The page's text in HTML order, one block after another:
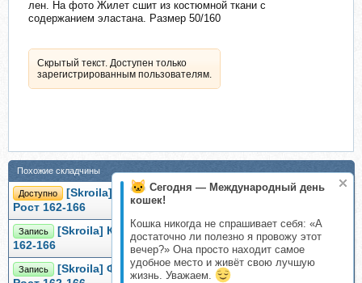
Сегодня — Международный день
кошек!
Кошка никогда не спрашивает себя: «А
достаточно ли полезно я провожу этот
вечер?» Она просто находит самое
удобное место и живёт свою лучшую
жизнь. Уважаем.
лен. На фото Жилет сшит из костюмной ткани с
содержанием эластана. Размер 50/160
Скрытый текст. Доступен только
зарегистрированным пользователям.
Похожие складчины
Доступно
[Skroila] Сарафан Blynita 9012. Размер 40-60.
Рост 162-166
Запись
[Skroila] Кардиган Митта 9040. Размер 40-60. Рост
162-166
Запись
[Skroila] Футболка Ivada Sleeve 9016. Размер 40-60.